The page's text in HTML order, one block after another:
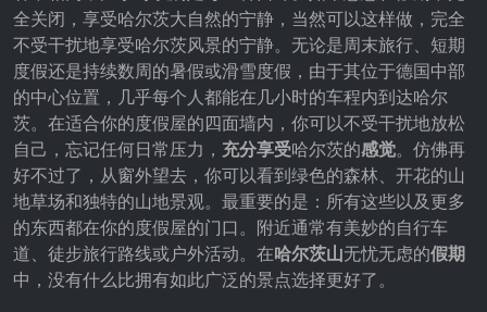
全关闭，享受哈尔茨大自然的宁静，当然可以这样做，完全
不受干扰地享受哈尔茨风景的宁静。无论是周末旅行、短期
度假还是持续数周的暑假或滑雪度假，由于其位于德国中部
的中心位置，几乎每个人都能在几小时的车程内到达哈尔
茨。在适合你的度假屋的四面墙内，你可以不受干扰地放松
自己，忘记任何日常压力， 充分享受哈尔茨的感觉。仿佛再
好不过了，从窗外望去，你可以看到绿色的森林、开花的山
地草场和独特的山地景观。最重要的是：所有这些以及更多
的东西都在你的度假屋的门口。附近通常有美妙的自行车
道、徒步旅行路线或户外活动。在哈尔茨山无忧无虑的假期
中，没有什么比拥有如此广泛的景点选择更好了。